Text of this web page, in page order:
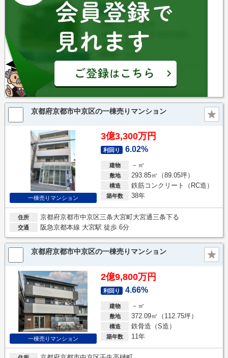
京都府京都市中京区の一棟売りマンション
一棟売りマンション
3億3,300万円
利回り 6.02%
建物 －㎡
敷地 293.85㎡（89.05坪）
構造 鉄筋コンクリート（RC造）
築年数 38年
住所 京都府京都市中京区三条大宮町大宮通三条下る
交通 阪急京都本線 大宮駅 徒歩 6分
京都府京都市中京区の一棟売りマンション
一棟売りマンション
2億9,800万円
利回り 4.66%
建物 －㎡
敷地 372.09㎡（112.75坪）
構造 鉄骨造（S造）
築年数 11年